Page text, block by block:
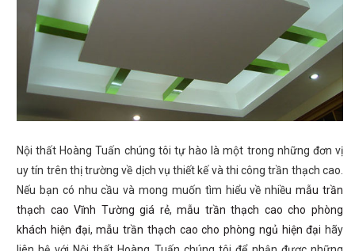
Nội thất Hoàng Tuấn chúng tôi tự hào là một trong những đơn vị
uy tín trên thị trường về dịch vụ thiết kế và thi công trần thạch cao.
Nếu bạn có nhu cầu và mong muốn tìm hiểu về nhiềumẫu trần
thạch cao Vĩnh Tường giá rẻ,mẫu trần thạch cao cho phòng
khách hiện đại,mẫu trần thạch cao cho phòng ngủ hiện đại hãy